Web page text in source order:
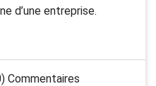
d’une entreprise.
Commentaires